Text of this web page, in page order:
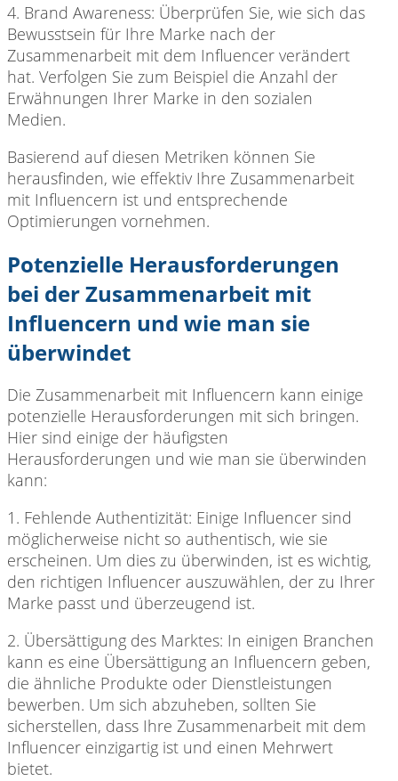
4. Brand Awareness: Überprüfen Sie, wie sich das
Bewusstsein für Ihre Marke nach der
Zusammenarbeit mit dem Influencer verändert
hat. Verfolgen Sie zum Beispiel die Anzahl der
Erwähnungen Ihrer Marke in den sozialen
Medien.
Basierend auf diesen Metriken können Sie
herausfinden, wie effektiv Ihre Zusammenarbeit
mit Influencern ist und entsprechende
Optimierungen vornehmen.
Potenzielle Herausforderungen
bei der Zusammenarbeit mit
Influencern und wie man sie
überwindet
Die Zusammenarbeit mit Influencern kann einige
potenzielle Herausforderungen mit sich bringen.
Hier sind einige der häufigsten
Herausforderungen und wie man sie überwinden
kann:
1. Fehlende Authentizität: Einige Influencer sind
möglicherweise nicht so authentisch, wie sie
erscheinen. Um dies zu überwinden, ist es wichtig,
den richtigen Influencer auszuwählen, der zu Ihrer
Marke passt und überzeugend ist.
2. Übersättigung des Marktes: In einigen Branchen
kann es eine Übersättigung an Influencern geben,
die ähnliche Produkte oder Dienstleistungen
bewerben. Um sich abzuheben, sollten Sie
sicherstellen, dass Ihre Zusammenarbeit mit dem
Influencer einzigartig ist und einen Mehrwert
bietet.